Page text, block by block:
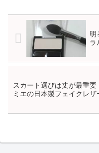
明
ラ
スカート選びは丈が最重要
ミエの日本製フェイクレザ